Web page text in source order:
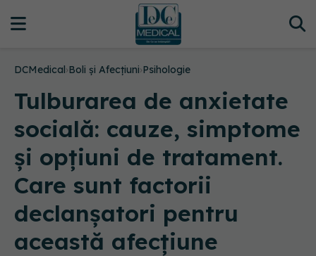
DCMedical›Boli și Afecțiuni›Psihologie
Tulburarea de anxietate
socială: cauze, simptome
și opțiuni de tratament.
Care sunt factorii
declanșatori pentru
această afecțiune